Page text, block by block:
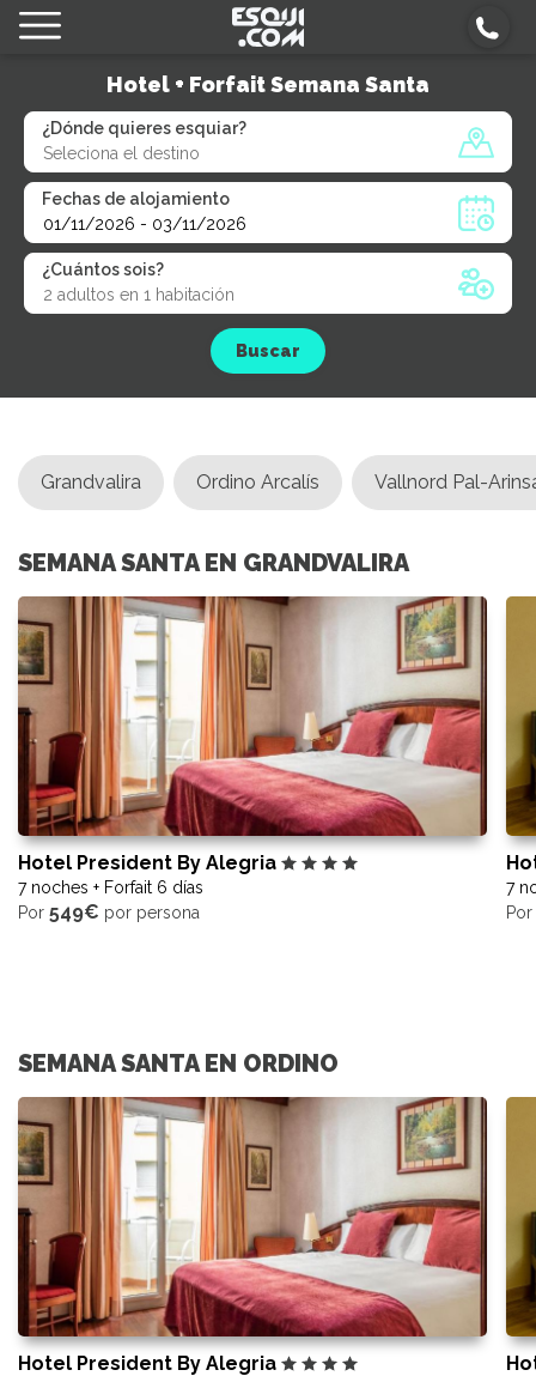
Hotel + Forfait Semana Santa
¿Dónde quieres esquiar?
Fechas de alojamiento
¿Cuántos sois?
Buscar
Grandvalira Ordino Arcalís Vallnord Pal-
SEMANA SANTA EN GRANDVALIRA
Hotel President By Alegria
7 noches + Forfait 6 días
Por 549€ por persona
7
Por
SEMANA SANTA EN ORDINO
Hotel President By Alegria